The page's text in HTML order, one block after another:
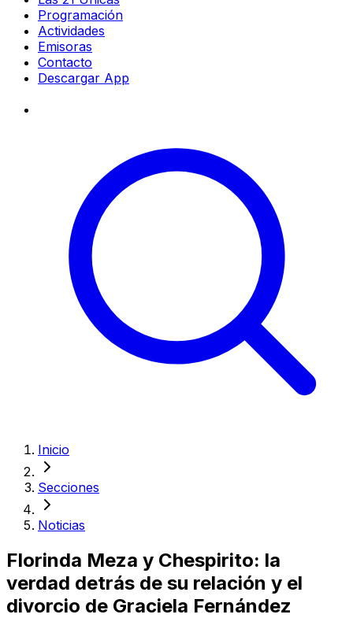
Programación
Actividades
Emisoras
Contacto
Descargar App
Inicio
Secciones
Noticias
Florinda Meza y Chespirito: la
verdad detrás de su relación y el
divorcio de Graciela Fernández